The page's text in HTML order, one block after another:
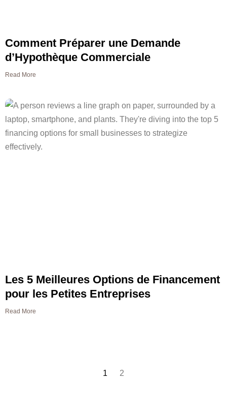
Comment Préparer une Demande
d’Hypothèque Commerciale
Read More
Les 5 Meilleures Options de Financement
pour les Petites Entreprises
Read More
1 2